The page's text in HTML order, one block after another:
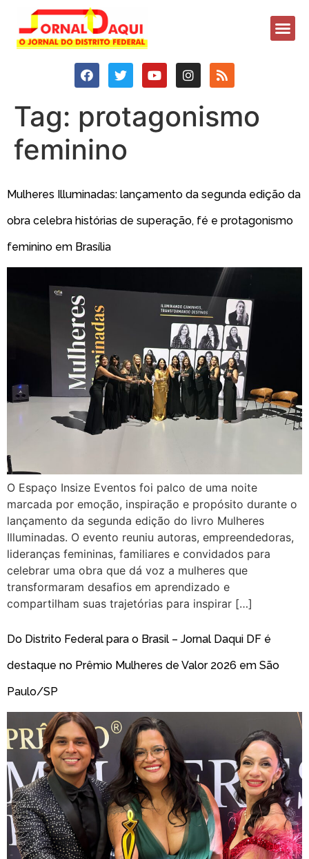
Tag: protagonismo
feminino
Mulheres Illuminadas: lançamento da segunda edição da
obra celebra histórias de superação, fé e protagonismo
feminino em Brasília
O Espaço Insize Eventos foi palco de uma noite
marcada por emoção, inspiração e propósito durante o
lançamento da segunda edição do livro Mulheres
Illuminadas. O evento reuniu autoras, empreendedoras,
lideranças femininas, familiares e convidados para
celebrar uma obra que dá voz a mulheres que
transformaram desafios em aprendizado e
compartilham suas trajetórias para inspirar […]
Do Distrito Federal para o Brasil – Jornal Daqui DF é
destaque no Prêmio Mulheres de Valor 2026 em São
Paulo/SP